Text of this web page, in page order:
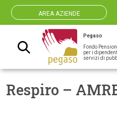
AREA AZIENDE
Navigazione
Pegaso
Fondo
per i
servizi di
Respiro –